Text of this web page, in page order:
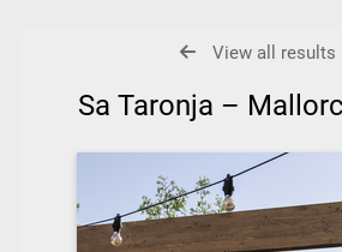
View all results
Sa Taronja –